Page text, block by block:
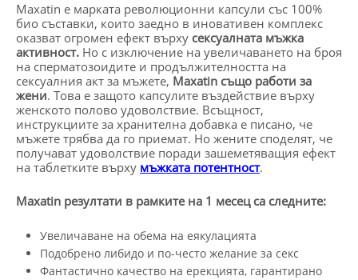
Maxatin е марката революционни капсули със 100%
био съставки, които заедно в иновативен комплекс
оказват огромен ефект върху сексуалната мъжка
активност. Но с изключение на увеличаването на броя
на сперматозоидите и продължителността на
сексуалния акт за мъжете, Maxatin също работи за
жени. Това е защото капсулите въздействие върху
женското полово удоволствие. Всъщност,
инструкциите за хранителна добавка е писано, че
мъжете трябва да го приемат. Но жените споделят, че
получават удоволствие поради зашеметяващия ефект
на таблетките върху мъжката потентност.
Maxatin резултати в рамките на 1 месец са следните:
Увеличаване на обема на еякулацията
Подобрено либидо и по-често желание за секс
Фантастично качество на ерекцията, гарантирано